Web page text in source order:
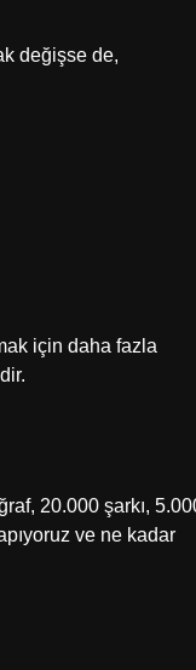
değişse de,
için daha fazla
20.000 şarkı,
ve ne kadar